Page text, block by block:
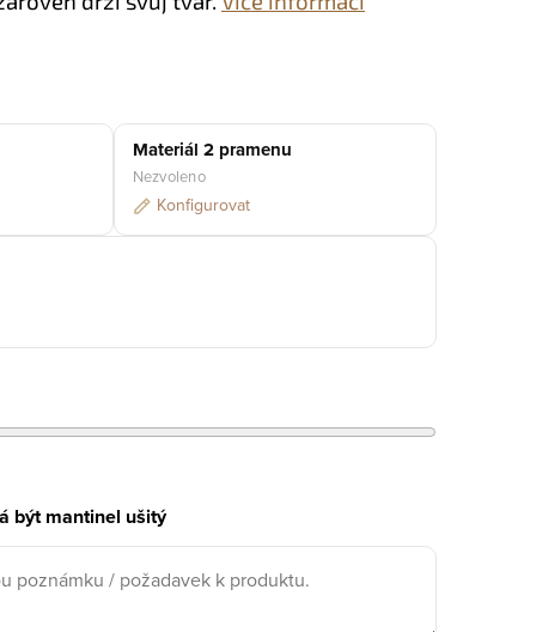
Materiál 2 pramenu
Nezvoleno
Konfigurovat
být mantinel ušitý